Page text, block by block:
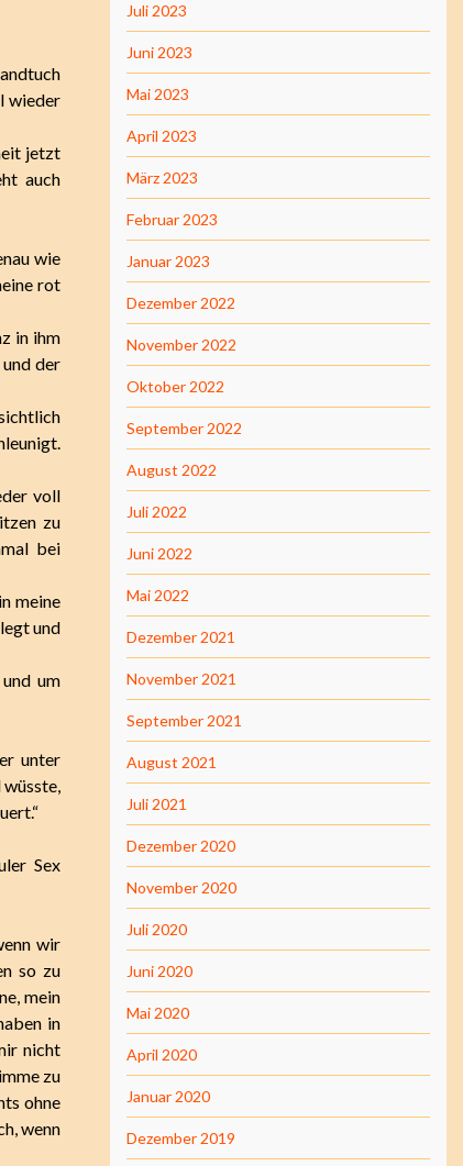
wieder
jetzt
auch
wie
rot
in ihm
der
voll
zu
bei
meine
und
um
unter
Sex
wir
so zu
mein
in
nicht
zu
ohne
wenn
Juli 2023
Juni 2023
Mai 2023
April 2023
März 2023
Februar 2023
Januar 2023
Dezember 2022
November 2022
Oktober 2022
September 2022
August 2022
Juli 2022
Juni 2022
Mai 2022
Dezember 2021
November 2021
September 2021
August 2021
Juli 2021
Dezember 2020
November 2020
Juli 2020
Juni 2020
Mai 2020
April 2020
Januar 2020
Dezember 2019